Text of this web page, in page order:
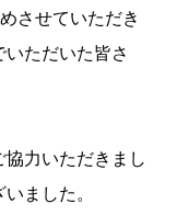
させていただき
ただいた皆さ
力いただきまし
ました。